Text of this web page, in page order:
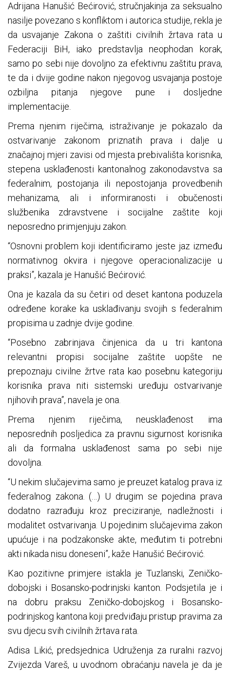
Adrijana Hanušić Bećirović, stručnjakinja za seksualno
nasilje povezano s konfliktom i autorica studije, rekla je
da usvajanje Zakona o zaštiti civilnih žrtava rata u
Federaciji BiH, iako predstavlja neophodan korak,
samo po sebi nije dovoljno za efektivnu zaštitu prava,
te da i dvije godine nakon njegovog usvajanja postoje
ozbiljna pitanja njegove pune i dosljedne
implementacije.
Prema njenim riječima, istraživanje je pokazalo da
ostvarivanje zakonom priznatih prava i dalje u
značajnoj mjeri zavisi od mjesta prebivališta korisnika,
stepena usklađenosti kantonalnog zakonodavstva sa
federalnim, postojanja ili nepostojanja provedbenih
mehanizama, ali i informiranosti i obučenosti
službenika zdravstvene i socijalne zaštite koji
neposredno primjenjuju zakon.
“Osnovni problem koji identificiramo jeste jaz između
normativnog okvira i njegove operacionalizacije u
praksi”, kazala je Hanušić Bećirović.
Ona je kazala da su četiri od deset kantona poduzela
određene korake ka usklađivanju svojih s federalnim
propisima u zadnje dvije godine.
“Posebno zabrinjava činjenica da u tri kantona
relevantni propisi socijalne zaštite uopšte ne
prepoznaju civilne žrtve rata kao posebnu kategoriju
korisnika prava niti sistemski uređuju ostvarivanje
njihovih prava”, navela je ona.
Prema njenim riječima, neusklađenost ima
neposrednih posljedica za pravnu sigurnost korisnika
ali da formalna usklađenost sama po sebi nije
dovoljna.
“U nekim slučajevima samo je preuzet katalog prava iz
federalnog zakona. (…) U drugim se pojedina prava
dodatno razrađuju kroz preciziranje, nadležnosti i
modalitet ostvarivanja. U pojedinim slučajevima zakon
upućuje i na podzakonske akte, međutim ti potrebni
akti nikada nisu doneseni”, kaže Hanušić Bećirović.
Kao pozitivne primjere istakla je Tuzlanski, Zeničko-
dobojski i Bosansko-podrinjski kanton. Podsjetila je i
na dobru praksu Zeničko-dobojskog i Bosansko-
podrinjskog kantona koji predviđaju pristup pravima za
svu djecu svih civilnih žrtava rata.
Adisa Likić, predsjednica Udruženja za ruralni razvoj
Zvijezda Vareš, u uvodnom obraćanju navela je da je